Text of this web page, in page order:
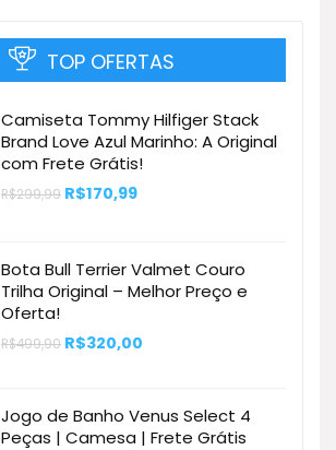
TOP OFERTAS
Camiseta Tommy Hilfiger Stack
Brand Love Azul Marinho: A Original
com Frete Grátis!
R$299,99 O
R$299,99.
R$170,99O
R$170,99.
Bota Bull Terrier Valmet Couro
Trilha Original – Melhor Preço e
Oferta!
R$499,90 O
R$499,90.
R$320,00
R$320,00.
Jogo de Banho Venus Select 4
Peças | Camesa | Frete Grátis